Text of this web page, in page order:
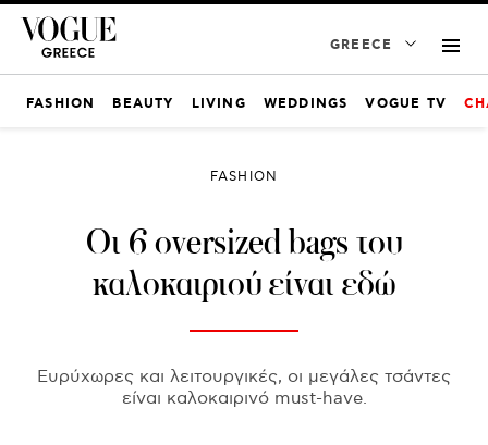
GREECE
FASHION BEAUTY LIVING WEDDINGS VOGUE TV
FASHION
Οι 6 οversized bags του
καλοκαιριού είναι εδώ
Ευρύχωρες και λειτουργικές, οι μεγάλες τσάντες
είναι καλοκαιρινό must-have.